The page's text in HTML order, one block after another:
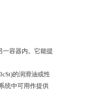
一容器内。它能提
的润滑油或性
统中可用作提供